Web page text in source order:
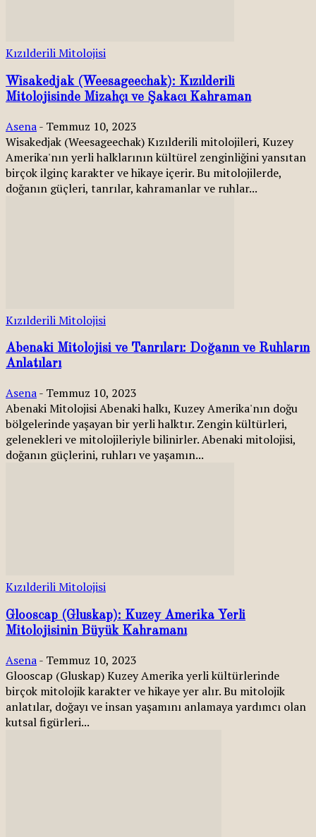
Kızılderili Mitolojisi
Wisakedjak (Weesageechak): Kızılderili
Mitolojisinde Mizahçı ve Şakacı Kahraman
Asena- Temmuz 10, 2023
Wisakedjak (Weesageechak) Kızılderili mitolojileri, Kuzey
Amerika'nın yerli halklarının kültürel zenginliğini yansıtan
birçok ilginç karakter ve hikaye içerir. Bu mitolojilerde,
doğanın güçleri, tanrılar, kahramanlar ve ruhlar...
Kızılderili Mitolojisi
Abenaki Mitolojisi ve Tanrıları: Doğanın ve Ruhların
Anlatıları
Asena- Temmuz 10, 2023
Abenaki Mitolojisi Abenaki halkı, Kuzey Amerika'nın doğu
bölgelerinde yaşayan bir yerli halktır. Zengin kültürleri,
gelenekleri ve mitolojileriyle bilinirler. Abenaki mitolojisi,
doğanın güçlerini, ruhları ve yaşamın...
Kızılderili Mitolojisi
Glooscap (Gluskap): Kuzey Amerika Yerli
Mitolojisinin Büyük Kahramanı
Asena- Temmuz 10, 2023
Glooscap (Gluskap) Kuzey Amerika yerli kültürlerinde
birçok mitolojik karakter ve hikaye yer alır. Bu mitolojik
anlatılar, doğayı ve insan yaşamını anlamaya yardımcı olan
kutsal figürleri...